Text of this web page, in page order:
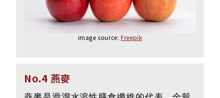
image source: Freepik
No.4 燕麥